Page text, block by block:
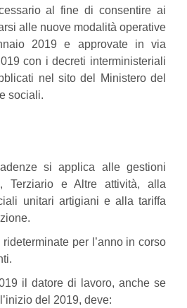
al fine di consentire ai
alle nuove modalità operative
2019 e approvate in via
con i decreti interministeriali
nel sito del Ministero del
sociali.
si applica alle gestioni
Terziario e Altre attività, alla
unitari artigiani e alla tariffa
rideterminate per l’anno in corso
il datore di lavoro, anche se
del 2019, deve: